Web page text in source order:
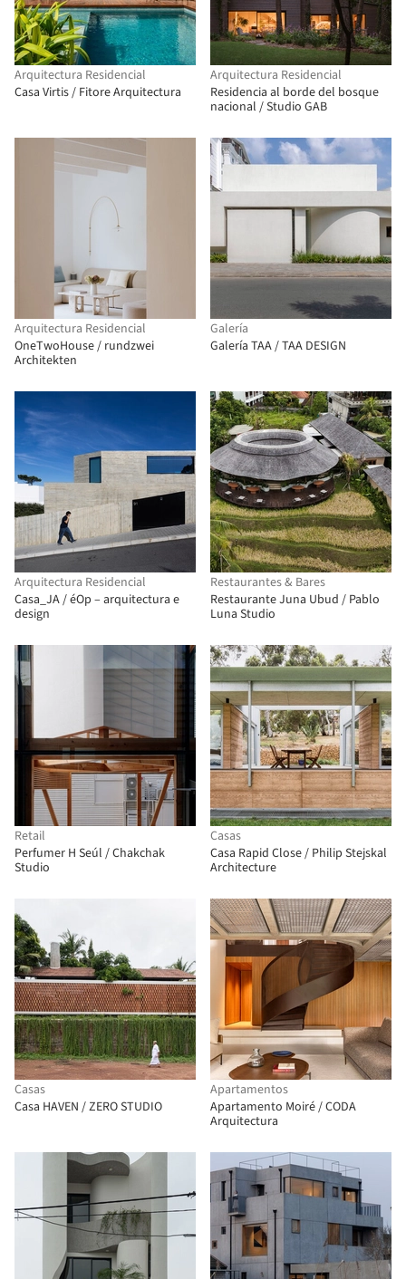
Arquitectura Residencial
Casa Virtis / Fitore Arquitectura
Arquitectura Residencial
Residencia al borde del bosque
nacional / Studio GAB
Arquitectura Residencial
OneTwoHouse / rundzwei
Architekten
Galería
Galería TAA / TAA DESIGN
Arquitectura Residencial
Casa_JA / éOp – arquitectura e
design
Restaurantes & Bares
Restaurante Juna Ubud / Pablo
Luna Studio
Retail
Perfumer H Seúl / Chakchak
Studio
Casas
Casa Rapid Close / Philip Stejskal
Architecture
Casas
Casa HAVEN / ZERO STUDIO
Apartamentos
Apartamento Moiré / CODA
Arquitectura